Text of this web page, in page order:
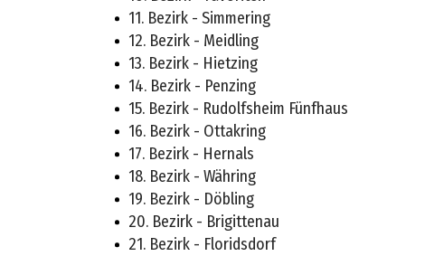
11. Bezirk - Simmering
12. Bezirk - Meidling
13. Bezirk - Hietzing
14. Bezirk - Penzing
15. Bezirk - Rudolfsheim Fünfhaus
16. Bezirk - Ottakring
17. Bezirk - Hernals
18. Bezirk - Währing
19. Bezirk - Döbling
20. Bezirk - Brigittenau
21. Bezirk - Floridsdorf